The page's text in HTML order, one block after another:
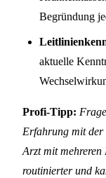
Begründung
aktuelle
Profi-Tipp:
Erfahrung mit der
Arzt mit mehreren
routinierter und